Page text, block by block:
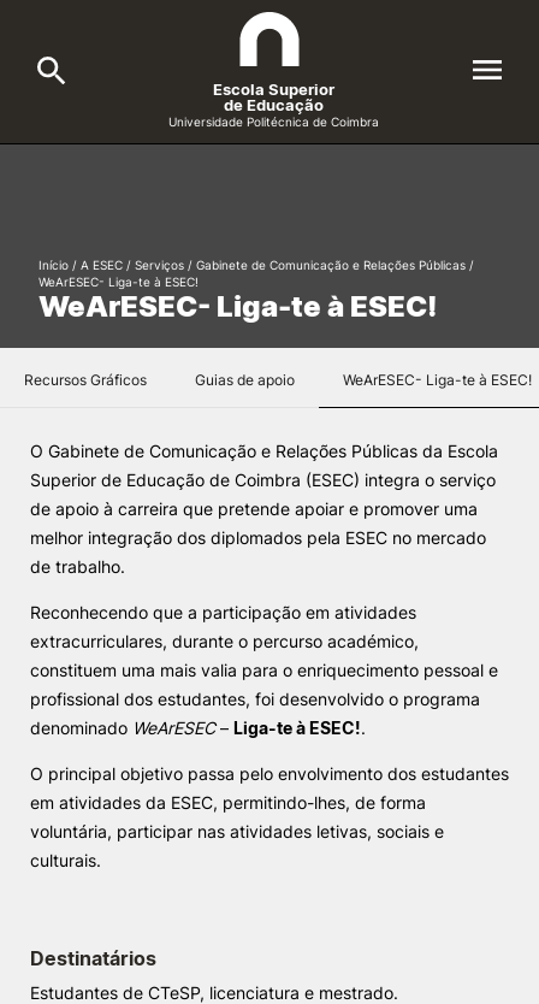
Candidatos
Docentes
Investigação e Projetos
Alunos
Candidaturas
Elogio / Sugestão / Reclamação Contactos Denúncias
©2026 Instituto Politécnico de Coimbra. Todos os direitos reservados.
Escola Superior
de Educação
Universidade Politécnica de Coimbra
Formative Offer
Search
WeArESEC- Liga-te à ESEC!
Início / A ESEC / Serviços / Gabinete de Comunicação e Relações Públicas /
WeArESEC- Liga-te à ESEC!
Recursos Gráficos Guias de apoio WeArESEC- Liga-te à ESEC!
O Gabinete de Comunicação e Relações Públicas da Escola
Superior de Educação de Coimbra (ESEC) integra o serviço
de apoio à carreira que pretende apoiar e promover uma
melhor integração dos diplomados pela ESEC no mercado
de trabalho.
Reconhecendo que a participação em atividades
extracurriculares, durante o percurso académico,
constituem uma mais valia para o enriquecimento pessoal e
profissional dos estudantes, foi desenvolvido o programa
denominado WeArESEC– Liga-te à ESEC!.
O principal objetivo passa pelo envolvimento dos estudantes
em atividades da ESEC, permitindo-lhes, de forma
voluntária, participar nas atividades letivas, sociais e
culturais.
Destinatários
Estudantes de CTeSP, licenciatura e mestrado.